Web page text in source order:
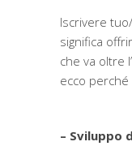
Iscrivere
significa
che va oltre l’
ecco perché
– Sviluppo